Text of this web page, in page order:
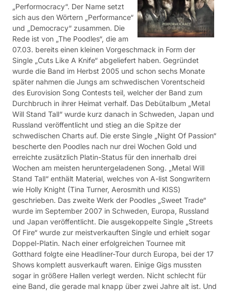
„Performocracy“. Der Name setzt
sich aus den Wörtern „Performance“
und „Democracy“ zusammen. Die
Rede ist von „The Poodles“, die am
07.03. bereits einen kleinen Vorgeschmack in Form der
Single „Cuts Like A Knife“ abgeliefert haben. Gegründet
wurde die Band im Herbst 2005 und schon sechs Monate
später nahmen die Jungs am schwedischen Vorentscheid
des Eurovision Song Contests teil, welcher der Band zum
Durchbruch in ihrer Heimat verhalf. Das Debütalbum „Metal
Will Stand Tall“ wurde kurz danach in Schweden, Japan und
Russland veröffentlicht und stieg an die Spitze der
schwedischen Charts auf. Die erste Single „Night Of Passion“
bescherte den Poodles nach nur drei Wochen Gold und
erreichte zusätzlich Platin-Status für den innerhalb drei
Wochen am meisten heruntergeladenen Song. „Metal Will
Stand Tall“ enthält Material, welches von A-list Songwritern
wie Holly Knight (Tina Turner, Aerosmith und KISS)
geschrieben. Das zweite Werk der Poodles „Sweet Trade“
wurde im September 2007 in Schweden, Europa, Russland
und Japan veröffentlicht. Die ausgekoppelte Single „Streets
Of Fire“ wurde zur meistverkauften Single und erhielt sogar
Doppel-Platin. Nach einer erfolgreichen Tournee mit
Gotthard folgte eine Headliner-Tour durch Europa, bei der 17
Shows komplett ausverkauft waren. Einige Gigs mussten
sogar in größere Hallen verlegt werden. Nicht schlecht für
eine Band, die gerade mal knapp über zwei Jahre alt ist. Und